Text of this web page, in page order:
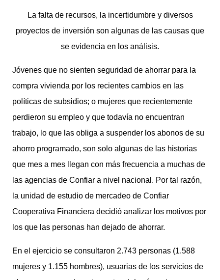
La falta de recursos, la incertidumbre y diversos
proyectos de inversión son algunas de las causas que
se evidencia en los análisis.
Jóvenes que no sienten seguridad de ahorrar para la
compra vivienda por los recientes cambios en las
políticas de subsidios; o mujeres que recientemente
perdieron su empleo y que todavía no encuentran
trabajo, lo que las obliga a suspender los abonos de su
ahorro programado, son solo algunas de las historias
que mes a mes llegan con más frecuencia a muchas de
las agencias de Confiar a nivel nacional. Por tal razón,
la unidad de estudio de mercadeo de Confiar
Cooperativa Financiera decidió analizar los motivos por
los que las personas han dejado de ahorrar.
En el ejercicio se consultaron 2.743 personas (1.588
mujeres y 1.155 hombres), usuarias de los servicios de